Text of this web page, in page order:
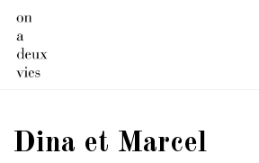
content
Dina et Marcel